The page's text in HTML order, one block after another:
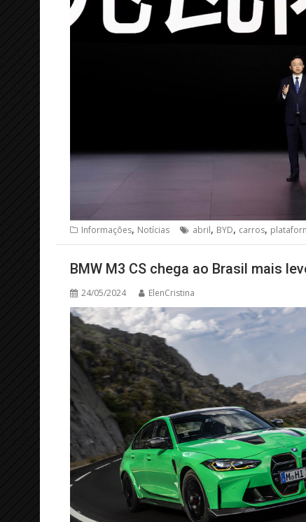
Informações, Notícias abril, BYD, carros,
BMW M3 CS chega ao Brasil mais
24/05/2024 ElenCristina